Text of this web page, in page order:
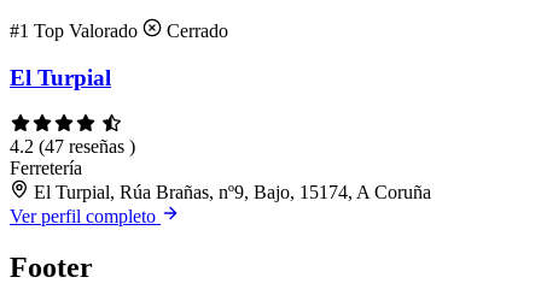
#1 Top Valorado Cerrado
El Turpial
4.2 (47 reseñas )
Ferretería
El Turpial, Rúa Brañas, nº9, Bajo, 15174, A Coruña
Ver perfil completo
Footer